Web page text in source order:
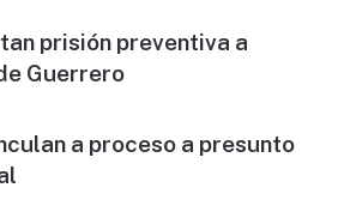
prisión preventiva a
Guerrero
a proceso a presunto